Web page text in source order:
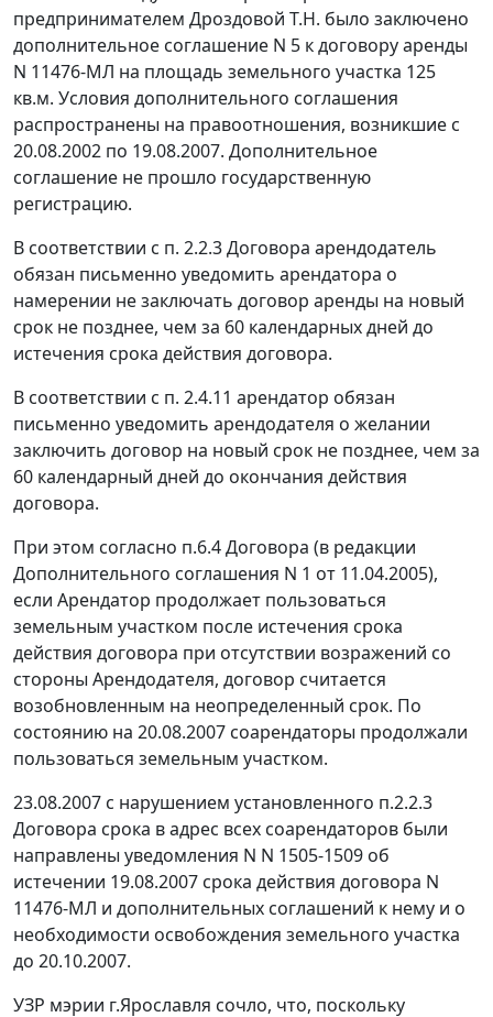
предпринимателем Дроздовой Т.Н. было заключено
дополнительное соглашение N 5 к договору аренды
N 11476-МЛ на площадь земельного участка 125
кв.м. Условия дополнительного соглашения
распространены на правоотношения, возникшие с
20.08.2002 по 19.08.2007. Дополнительное
соглашение не прошло государственную
регистрацию.
В соответствии с п. 2.2.3 Договора арендодатель
обязан письменно уведомить арендатора о
намерении не заключать договор аренды на новый
срок не позднее, чем за 60 календарных дней до
истечения срока действия договора.
В соответствии с п. 2.4.11 арендатор обязан
письменно уведомить арендодателя о желании
заключить договор на новый срок не позднее, чем за
60 календарный дней до окончания действия
договора.
При этом согласно п.6.4 Договора (в редакции
Дополнительного соглашения N 1 от 11.04.2005),
если Арендатор продолжает пользоваться
земельным участком после истечения срока
действия договора при отсутствии возражений со
стороны Арендодателя, договор считается
возобновленным на неопределенный срок. По
состоянию на 20.08.2007 соарендаторы продолжали
пользоваться земельным участком.
23.08.2007 с нарушением установленного п.2.2.3
Договора срока в адрес всех соарендаторов были
направлены уведомления N N 1505-1509 об
истечении 19.08.2007 срока действия договора N
11476-МЛ и дополнительных соглашений к нему и о
необходимости освобождения земельного участка
до 20.10.2007.
УЗР мэрии г.Ярославля сочло, что, поскольку